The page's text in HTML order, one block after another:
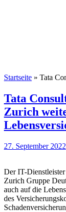
Startseite » Tata
Tata
Zurich
27. September 2022
Der IT-
Zurich Gruppe
auch auf die
des